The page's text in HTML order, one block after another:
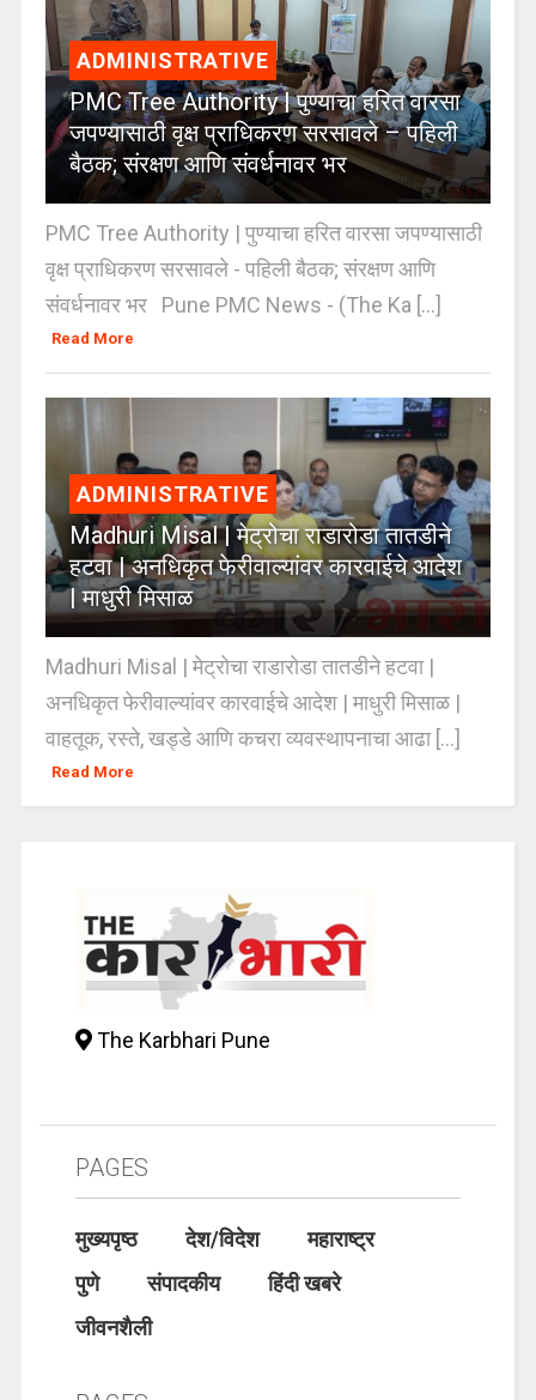
ADMINISTRATIVE
PMC Tree Authority | पुण्याचा हरित वारसा
जपण्यासाठी वृक्ष प्राधिकरण सरसावले – पहिली
बैठक; संरक्षण आणि संवर्धनावर भर
PMC Tree Authority | पुण्याचा हरित वारसा जपण्यासाठी
वृक्ष प्राधिकरण सरसावले - पहिली बैठक; संरक्षण आणि
संवर्धनावर भर Pune PMC News - (The Ka [...]
Read More
ADMINISTRATIVE
Madhuri Misal | मेट्रोचा राडारोडा तातडीने
हटवा | अनधिकृत फेरीवाल्यांवर कारवाईचे आदेश
| माधुरी मिसाळ
Madhuri Misal | मेट्रोचा राडारोडा तातडीने हटवा |
अनधिकृत फेरीवाल्यांवर कारवाईचे आदेश | माधुरी मिसाळ |
वाहतूक, रस्ते, खड्डे आणि कचरा व्यवस्थापनाचा आढा [...]
Read More
The Karbhari Pune
PAGES
मुख्यपृष्ठ देश/विदेश
महाराष्ट्र
पुणे
संपादकीय
हिंदी खबरे
जीवनशैली